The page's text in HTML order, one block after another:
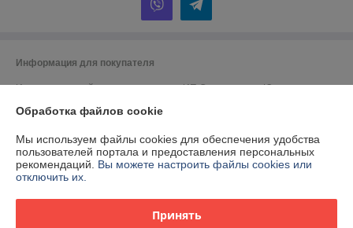
Информация для покупателя
Индивидуальный предприниматель:ИП Спиридонова Юлия
г. Минск, ул. Гая, дом 20, кв. 3
Регистрационный номер ЕГР: 190153422
УНП: 190153422
Дата регистрации компании: 28.09.2000
Обработка файлов cookie
Мы используем файлы cookies для обеспечения удобства
пользователей портала и предоставления персональных
рекомендаций. Вы можете настроить файлы cookies или
отключить их.
Принять